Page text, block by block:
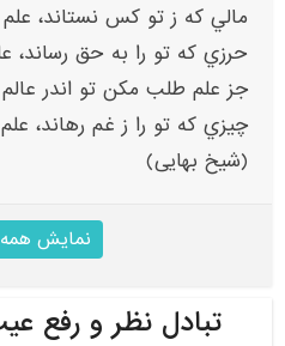
مالي که ز تو کس نستاند،
حرزي که تو را به حق رساند،
جز علم طلب مکن تو اندر عالم
چيزي که تو را ز غم رهاند،
(شیخ بهایی)
نمایش
تبادل نظر و رفع